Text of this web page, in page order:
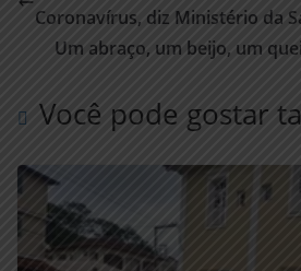
Coronavírus, diz Ministério da
Um abraço, um beijo, um
Você pode gostar